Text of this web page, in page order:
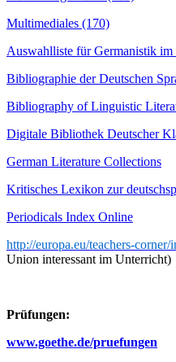
Multimediales (170)
Auswahlliste für Germanistik im
Bibliographie der Deutschen
Bibliography of Linguistic
Digitale Bibliothek Deutscher
German Literature Collections
Kritisches Lexikon zur
Periodicals Index Online
http://europa.eu/teachers-corner/
Union interessant im Unterricht)
Prüfungen:
www.goethe.de/pruefungen